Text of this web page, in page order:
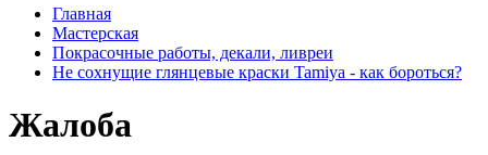
Главная
Мастерская
Покрасочные работы, декали, ливреи
Не сохнущие глянцевые краски Tamiya - как бороться?
Жалоба